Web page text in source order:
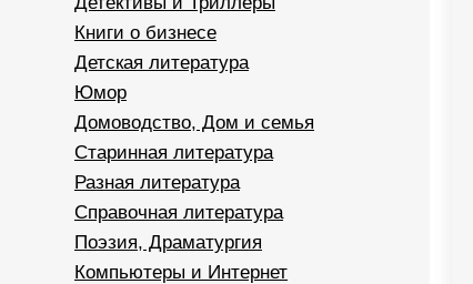
Книги о бизнесе
Детская литература
Юмор
Домоводство, Дом и семья
Старинная литература
Разная литература
Справочная литература
Поэзия, Драматургия
Компьютеры и Интернет